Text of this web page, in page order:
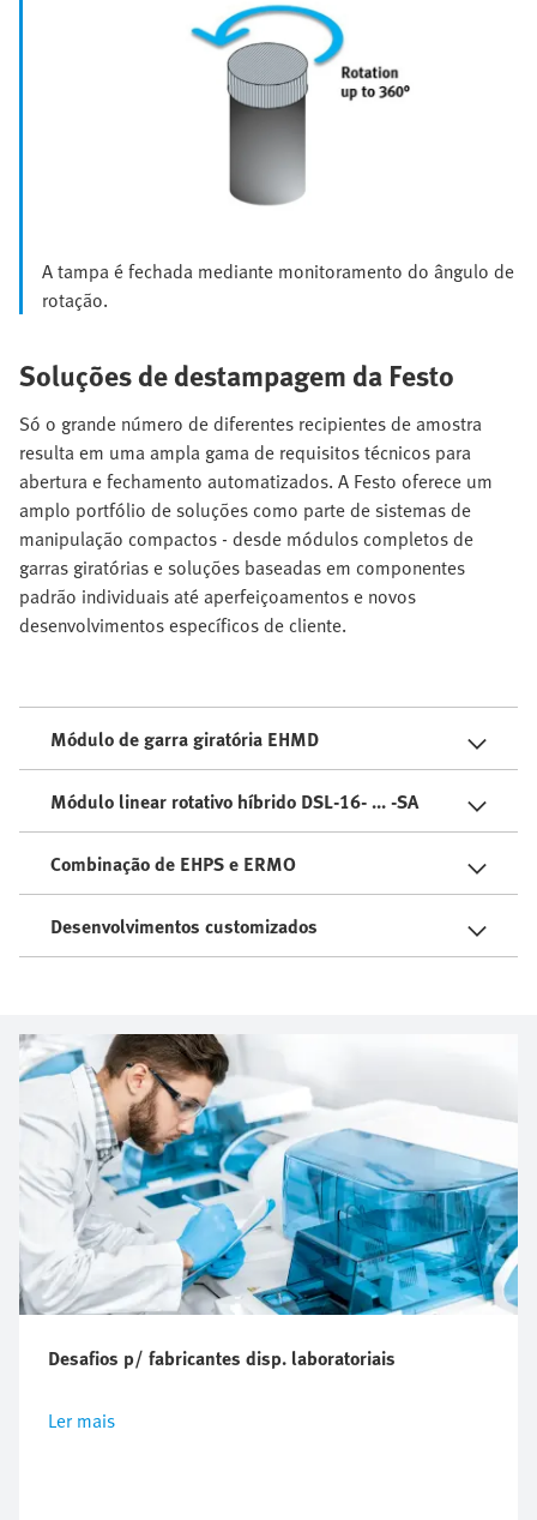
A tampa é fechada mediante monitoramento do ângulo de
rotação.
Soluções de destampagem da Festo
Só o grande número de diferentes recipientes de amostra
resulta em uma ampla gama de requisitos técnicos para
abertura e fechamento automatizados. A Festo oferece um
amplo portfólio de soluções como parte de sistemas de
manipulação compactos - desde módulos completos de
garras giratórias e soluções baseadas em componentes
padrão individuais até aperfeiçoamentos e novos
desenvolvimentos específicos de cliente.
Módulo de garra giratória EHMD
Módulo linear rotativo híbrido DSL-16- ... -SA
Combinação de EHPS e ERMO
Desenvolvimentos customizados
Desafios p/ fabricantes disp. laboratoriais
Ler mais